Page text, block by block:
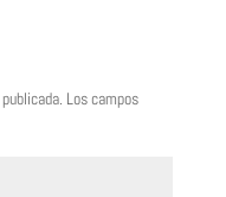
Los campos